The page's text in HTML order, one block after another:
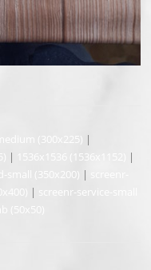
medium (300x225) |
| 1536x1536 (1536x1152)
|
small (350x200) |
|
screenr-service-small